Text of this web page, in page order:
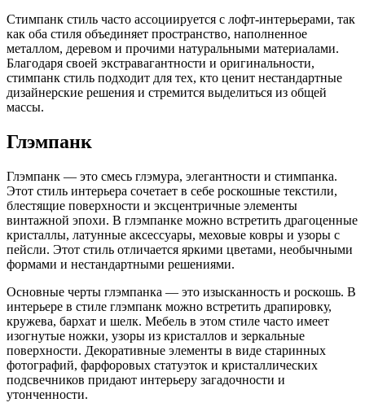
Стимпанк стиль часто ассоциируется с лофт-интерьерами, так
как оба стиля объединяет пространство, наполненное
металлом, деревом и прочими натуральными материалами.
Благодаря своей экстравагантности и оригинальности,
стимпанк стиль подходит для тех, кто ценит нестандартные
дизайнерские решения и стремится выделиться из общей
массы.
Глэмпанк
Глэмпанк — это смесь глэмура, элегантности и стимпанка.
Этот стиль интерьера сочетает в себе роскошные текстили,
блестящие поверхности и эксцентричные элементы
винтажной эпохи. В глэмпанке можно встретить драгоценные
кристаллы, латунные аксессуары, меховые ковры и узоры с
пейсли. Этот стиль отличается яркими цветами, необычными
формами и нестандартными решениями.
Основные черты глэмпанка — это изысканность и роскошь. В
интерьере в стиле глэмпанк можно встретить драпировку,
кружева, бархат и шелк. Мебель в этом стиле часто имеет
изогнутые ножки, узоры из кристаллов и зеркальные
поверхности. Декоративные элементы в виде старинных
фотографий, фарфоровых статуэток и кристаллических
подсвечников придают интерьеру загадочности и
утонченности.